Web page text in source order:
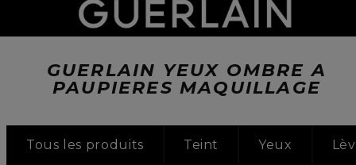
GUERLAIN YEUX OMBRE A
PAUPIERES MAQUILLAGE
Tous les produits Teint Yeux